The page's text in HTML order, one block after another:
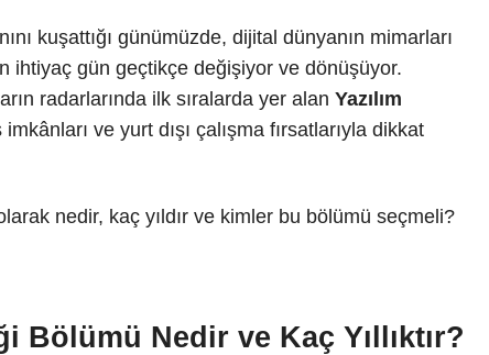
kuşattığı günümüzde, dijital dünyanın mimarları
ihtiyaç gün geçtikçe değişiyor ve dönüşüyor.
radarlarında ilk sıralarda yer alan Yazılım
ve yurt dışı çalışma fırsatlarıyla dikkat
nedir, kaç yıldır ve kimler bu bölümü seçmeli?
Bölümü Nedir ve Kaç Yıllıktır?